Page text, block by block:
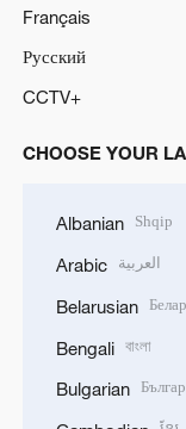
Français
Русский
CCTV+
CHOOSE YOUR
Albanian Shqip
Arabic العربية
Belarusian
Bengali বাংলা
Bulgarian